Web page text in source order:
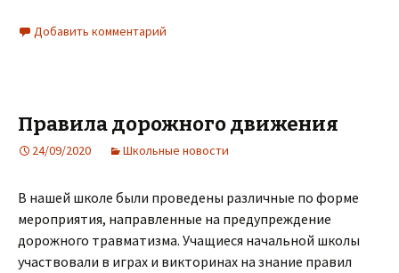
Добавить комментарий
Правила дорожного движения
24/09/2020 Школьные новости
В нашей школе были проведены различные по форме
мероприятия, направленные на предупреждение
дорожного травматизма. Учащиеся начальной школы
участвовали в играх и викторинах на знание правил